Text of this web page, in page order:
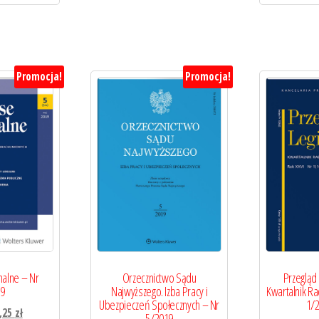
Promocja!
– Nr
złAktualna
Promocja!
Orzecznictwo Sądu
Najwyższego. Izba Pracy i
Ubezpieczeń Społecznych – Nr
Kwartalnik
1/